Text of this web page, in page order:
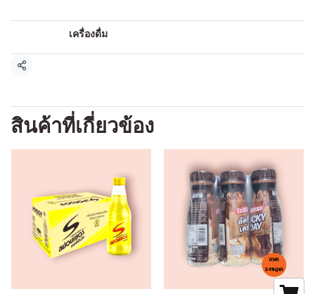
เครื่องดื่ม
แชร์
สินค้าที่เกี่ยวข้อง